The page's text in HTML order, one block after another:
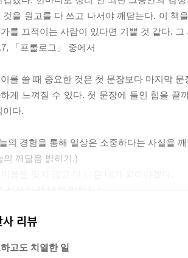
것을 원고를 다 쓰고 나서야 깨닫는다. 이 책
를 끄적이는 사람이 있다면 기쁠 것 같다.
「프롤로그」 중에서
를 쓸 때 중요한 것은 첫 문장보다 마지막
게 느껴질 수 있다. 첫 문장에 들인 힘을 끝
이다.
의 경험을 통해 일상은 소중하다는 사실을
의 깨달음 밝히기.)
싶은 나에 대해 말하기.)
하고 싶은 것 굳이 알려 주기.)
기 분위기 종교 집회.)
사 리뷰
고도 치열한 일